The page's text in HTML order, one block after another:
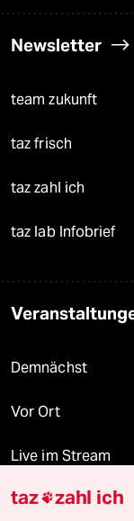
Newsletter
team zukunft
taz frisch
taz zahl ich
taz lab Infobrief
Demnächst
Vor Ort
Live im Stream
Vergangene
taz zahl ich